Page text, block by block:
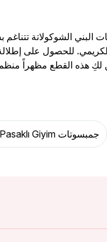
الشوكولاتة
للحصول على
لكِ هذه القطع مظهراً
جمبسوتات Pasaklı Giyim